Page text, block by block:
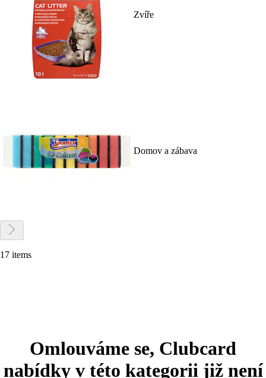
Zvíře
Domov a zábava
17 items
Omlouváme se, Clubcard
nabídky v této kategorii již není